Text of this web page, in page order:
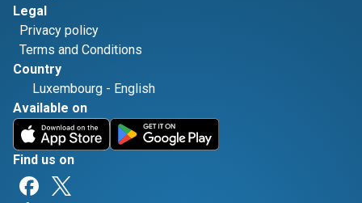
Legal
Privacy policy
Terms and Conditions
Country
Luxembourg - English
Available on
Find us on